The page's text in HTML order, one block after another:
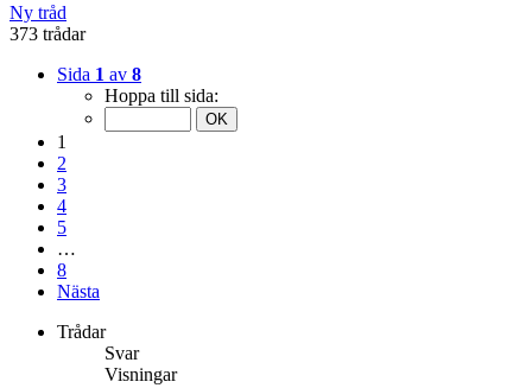
Ny tråd
373 trådar
Sida 1 av 8
Hoppa till sida:
1
2
3
4
5
…
8
Nästa
Trådar
Svar
Visningar